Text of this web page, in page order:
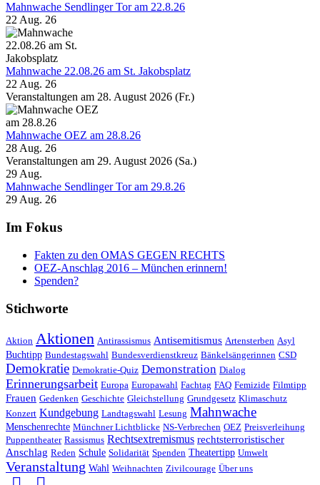
Mahnwache Sendlinger Tor am 22.8.26
22 Aug. 26
Mahnwache 22.08.26 am St. Jakobsplatz
22 Aug. 26
Veranstaltungen am 28. August 2026 (Fr.)
Mahnwache OEZ am 28.8.26
28 Aug. 26
Veranstaltungen am 29. August 2026 (Sa.)
29Aug.
Mahnwache Sendlinger Tor am 29.8.26
29 Aug. 26
Im Fokus
Fakten zu den OMAS GEGEN RECHTS
OEZ-Anschlag 2016 – München erinnern!
Spenden?
Stichworte
Aktion Aktionen Antirassismus Antisemitismus Artensterben Asyl
Buchtipp Bundestagswahl Bundesverdienstkreuz Bänkelsängerinnen CSD
Demokratie Demokratie-Quiz Demonstration Dialog
Erinnerungsarbeit Europa Europawahl Fachtag FAQ Femizide Filmtipp
Frauen Gedenken Geschichte Gleichstellung Grundgesetz Klimaschutz
Konzert Kundgebung Landtagswahl Lesung Mahnwache
Menschenrechte Münchner Lichtblicke NS-Verbrechen OEZ Preisverleihung
Puppentheater Rassismus Rechtsextremismus rechtsterroristischer
Anschlag Reden Schule Solidarität Spenden Theatertipp Umwelt
Veranstaltung Wahl Weihnachten Zivilcourage Über uns